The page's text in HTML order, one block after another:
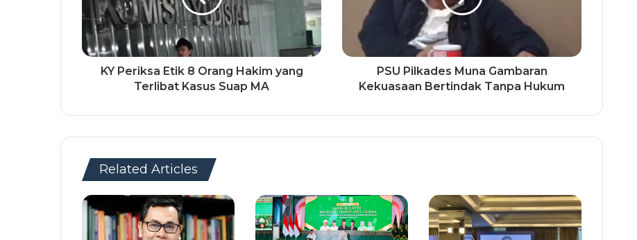
KY Periksa Etik 8 Orang Hakim yang
Terlibat Kasus Suap MA
PSU Pilkades Muna Gambaran
Kekuasaan Bertindak Tanpa Hukum
Related Articles